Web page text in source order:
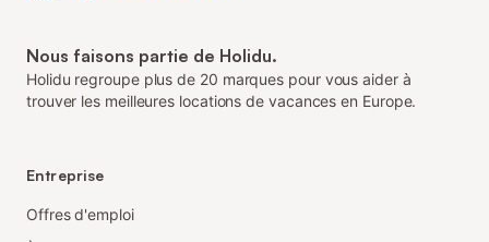
Nous faisons partie de Holidu.
Holidu regroupe plus de 20 marques pour vous aider à
trouver les meilleures locations de vacances en Europe.
Entreprise
Offres d'emploi